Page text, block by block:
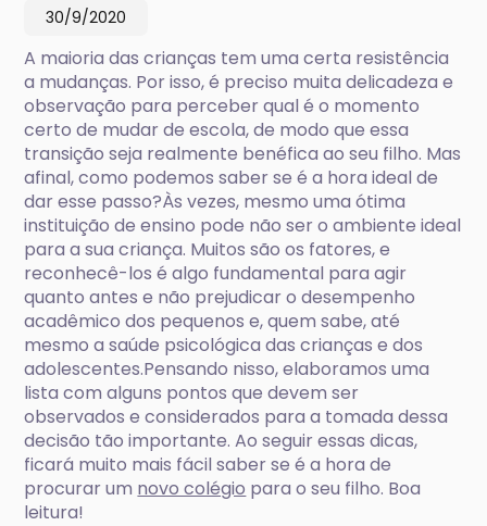
30/9/2020
A maioria das crianças tem uma certa resistência
a mudanças. Por isso, é preciso muita delicadeza e
observação para perceber qual é o momento
certo de mudar de escola, de modo que essa
transição seja realmente benéfica ao seu filho. Mas
afinal, como podemos saber se é a hora ideal de
dar esse passo?Às vezes, mesmo uma ótima
instituição de ensino pode não ser o ambiente ideal
para a sua criança. Muitos são os fatores, e
reconhecê-los é algo fundamental para agir
quanto antes e não prejudicar o desempenho
acadêmico dos pequenos e, quem sabe, até
mesmo a saúde psicológica das crianças e dos
adolescentes.Pensando nisso, elaboramos uma
lista com alguns pontos que devem ser
observados e considerados para a tomada dessa
decisão tão importante. Ao seguir essas dicas,
ficará muito mais fácil saber se é a hora de
procurar um novo colégio para o seu filho. Boa
leitura!